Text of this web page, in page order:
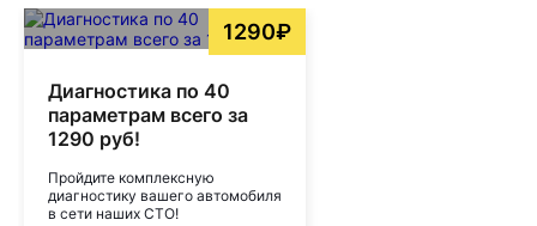
1290₽
Диагностика по 40
параметрам всего за
1290 руб!
Пройдите комплексную
диагностику вашего автомобиля
в сети наших СТО!